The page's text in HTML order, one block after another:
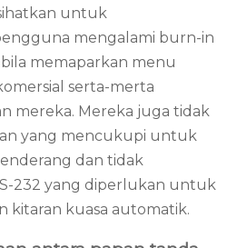
untuk
mengalami burn-in
memaparkan menu
serta-merta
mereka. Mereka juga tidak
yang mencukupi untuk
dan tidak
232 yang diperlukan untuk
kitaran kuasa automatik.